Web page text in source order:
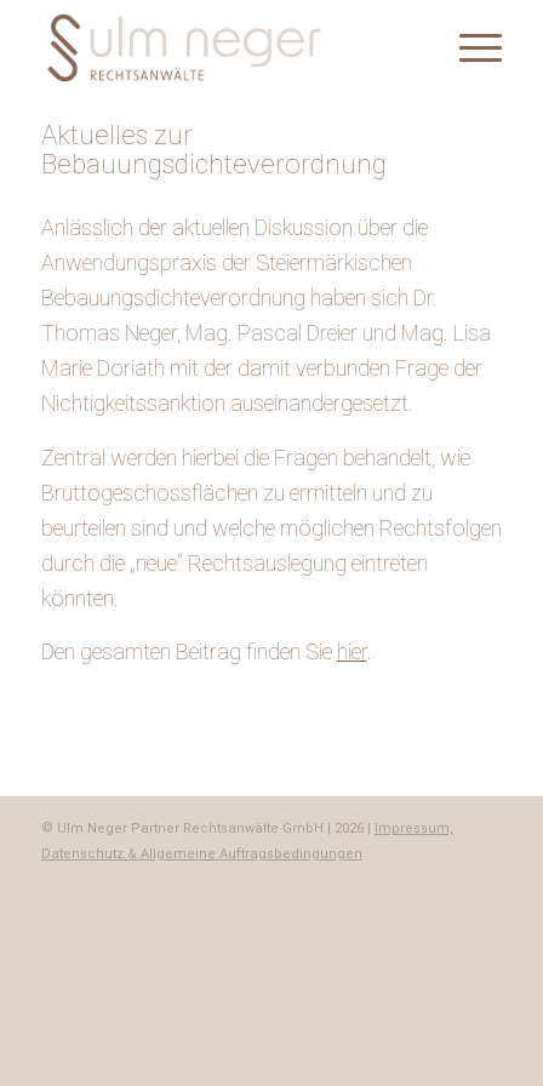
Aktuelles zur
Bebauungsdichteverordnung
Anlässlich der aktuellen Diskussion über die
Anwendungspraxis der Steiermärkischen
Bebauungsdichteverordnung haben sich Dr.
Thomas Neger, Mag. Pascal Dreier und Mag. Lisa
Marie Doriath mit der damit verbunden Frage der
Nichtigkeitssanktion auseinandergesetzt.
Zentral werden hierbei die Fragen behandelt, wie
Bruttogeschossflächen zu ermitteln und zu
beurteilen sind und welche möglichen Rechtsfolgen
durch die „neue“ Rechtsauslegung eintreten
könnten.
Den gesamten Beitrag finden Sie hier.
© Ulm Neger Partner Rechtsanwälte GmbH | 2026 |
Impressum,
Datenschutz & Allgemeine Auftragsbedingungen